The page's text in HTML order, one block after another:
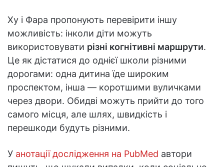
Ху і Фара пропонують перевірити іншу
можливість: інколи діти можуть
використовувати різні когнітивні маршрути.
Це як дістатися до однієї школи різними
дорогами: одна дитина їде широким
проспектом, інша — коротшими вуличками
через двори. Обидві можуть прийти до того
самого місця, але шлях, швидкість і
перешкоди будуть різними.
У анотації дослідження на PubMed автори